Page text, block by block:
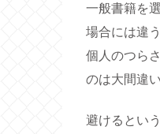
一般書籍を
場合には違
個人のつら
のは大間違い
避けるとい